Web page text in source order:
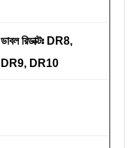
ডাবল রিডাক্টঃ DR8,
DR9, DR10